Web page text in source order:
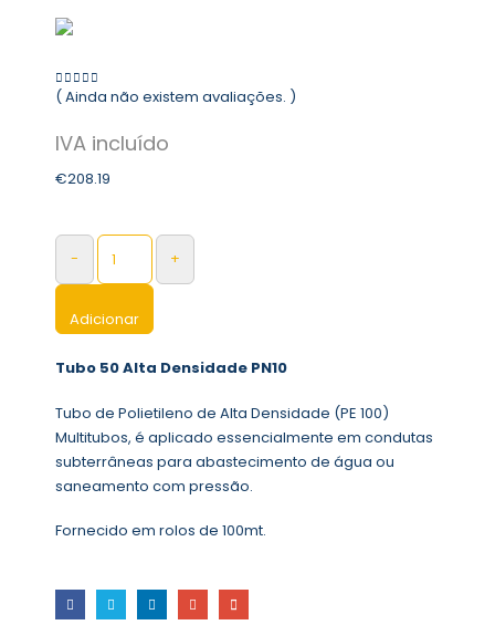
0 out of 5
( Ainda não existem avaliações. )
€208.19
- +
Adicionar
Tubo 50 Alta Densidade PN10
Tubo de Polietileno de Alta Densidade (PE 100)
Multitubos, é aplicado essencialmente em condutas
subterrâneas para abastecimento de água ou
saneamento com pressão.
Fornecido em rolos de 100mt.